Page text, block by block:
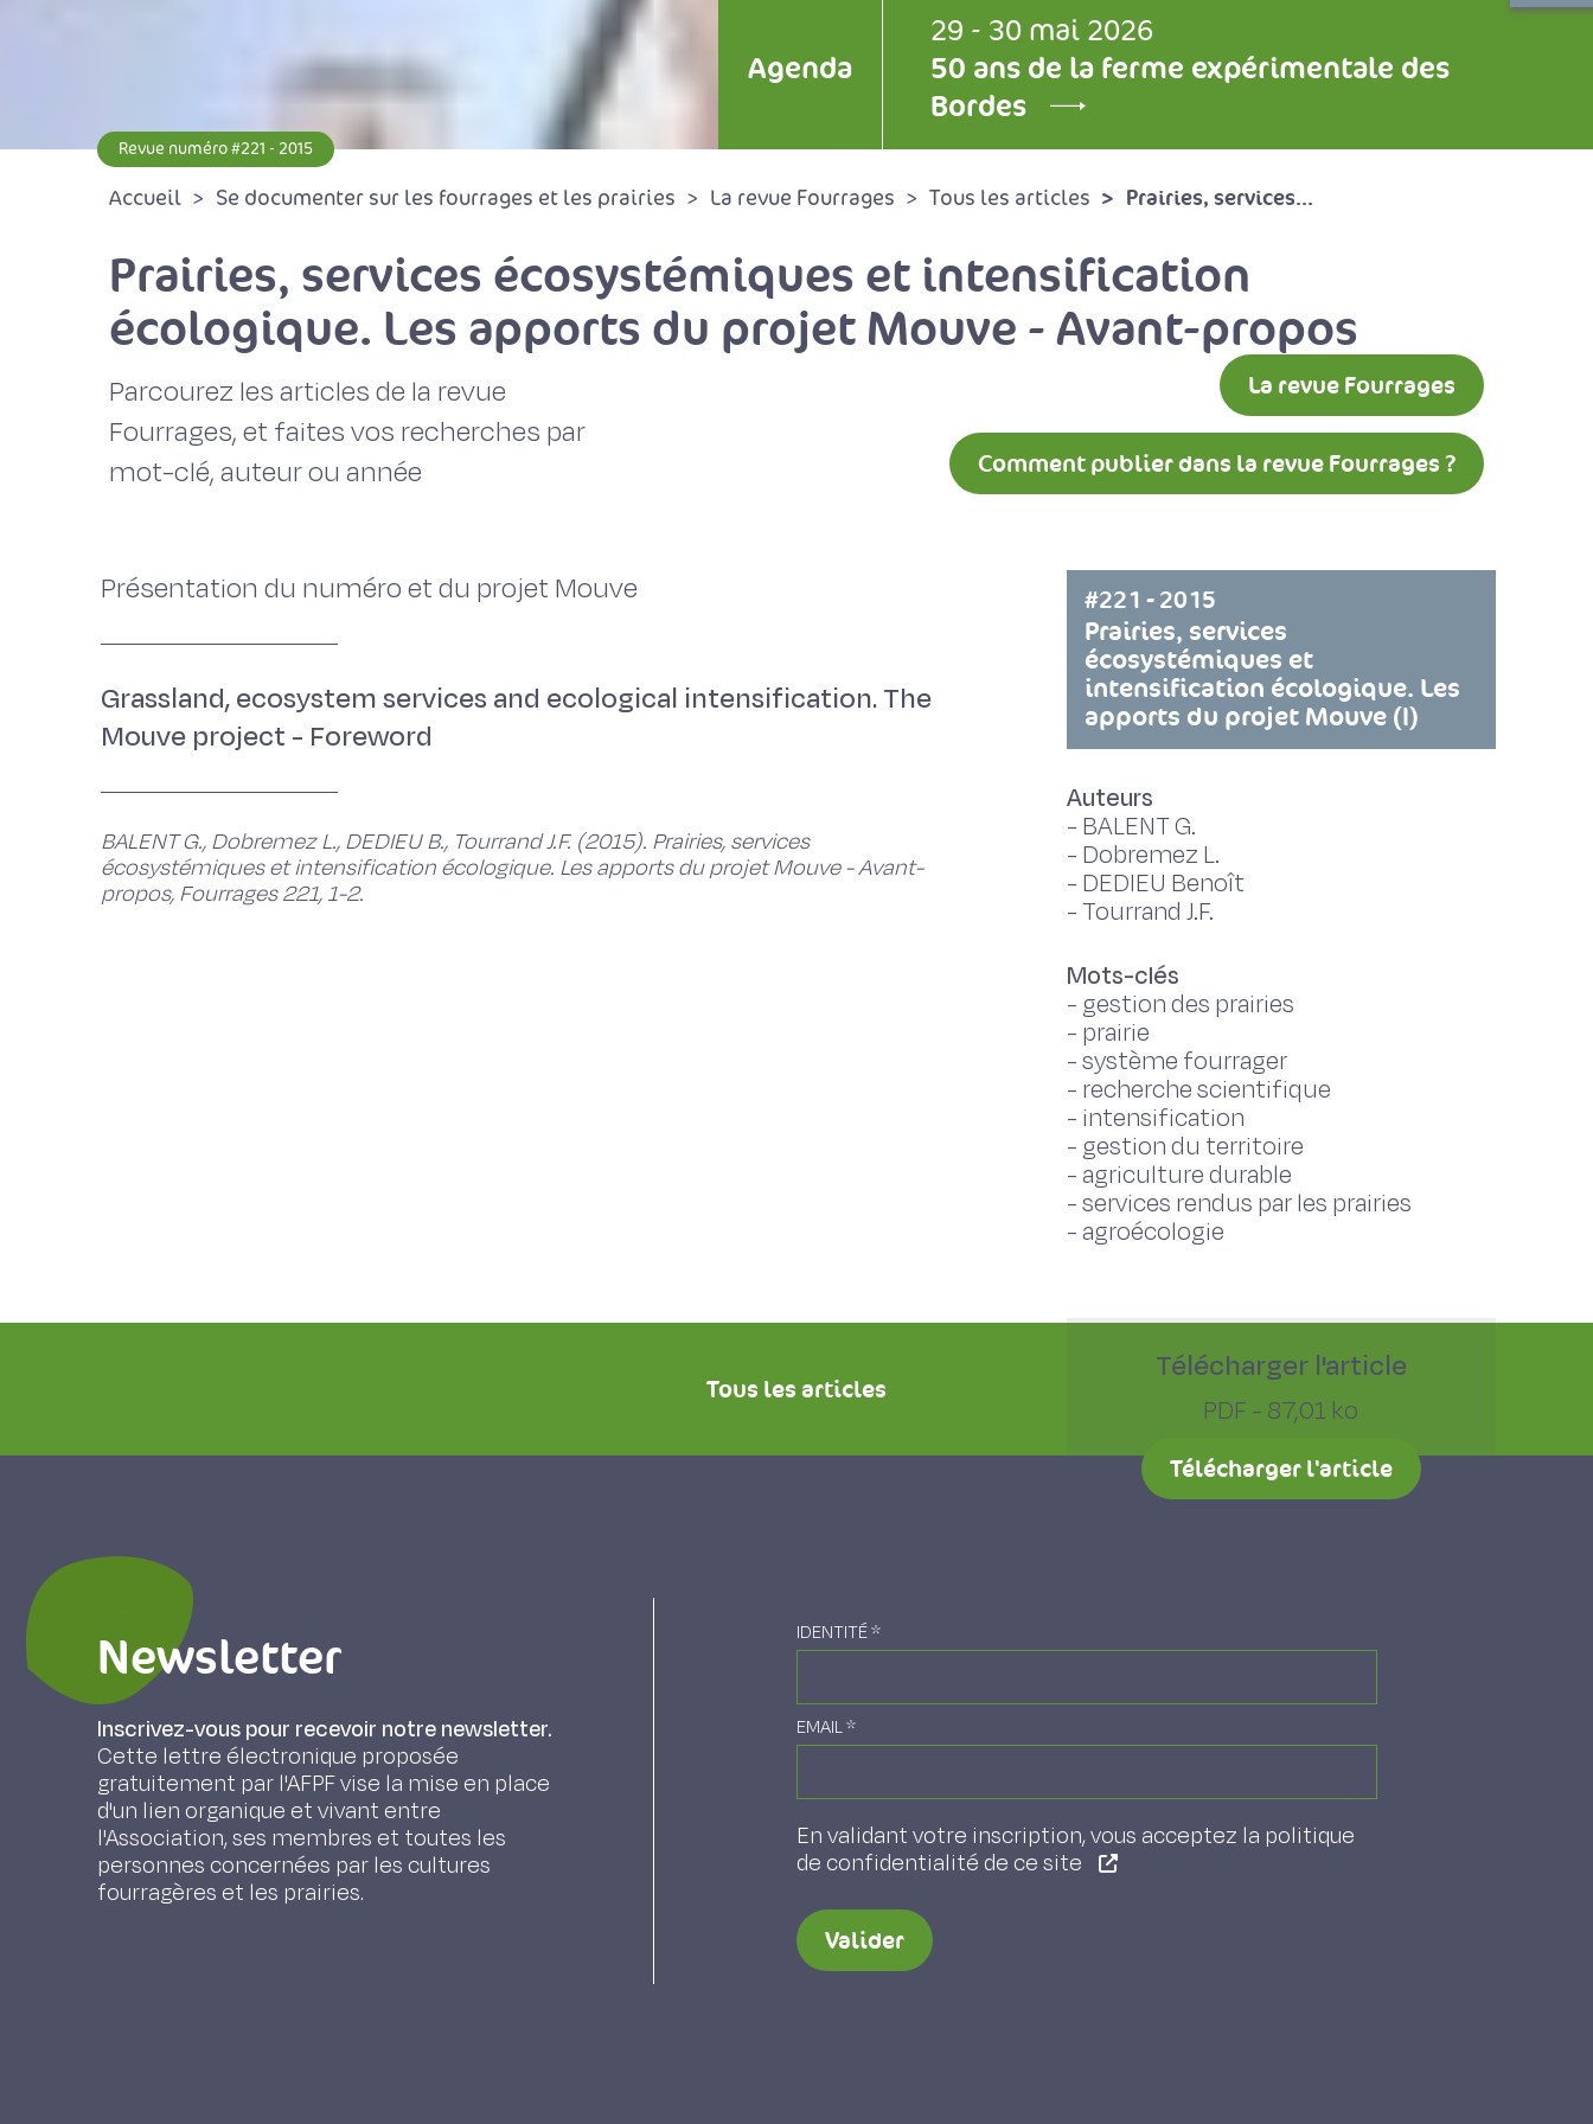
Agenda
29 - 30 mai 2026
50 ans de la ferme expérimentale des
Bordes
Revue numéro #221 - 2015
Accueil Se documenter sur les fourrages et les prairies La revue Fourrages Tous les articles Prairies, services...
Prairies, services écosystémiques et intensification
écologique. Les apports du projet Mouve - Avant-propos
Parcourez les articles de la revue
Fourrages, et faites vos recherches par
mot-clé, auteur ou année
La revue Fourrages
Comment publier dans la revue Fourrages ?
Présentation du numéro et du projet Mouve
Grassland, ecosystem services and ecological intensification. The
Mouve project - Foreword
BALENT G., Dobremez L., DEDIEU B., Tourrand J.F. (2015). Prairies, services
écosystémiques et intensification écologique. Les apports du projet Mouve - Avant-
propos, Fourrages 221, 1-2.
#221 - 2015
Prairies, services
écosystémiques et
intensification écologique. Les
apports du projet Mouve (I)
Auteurs
- BALENT G.
- Dobremez L.
- DEDIEU Benoît
- Tourrand J.F.
Mots-clés
- gestion des prairies
- prairie
-système fourrager
- recherche scientifique
- intensification
- gestion du territoire
- agriculture durable
-services rendus par les prairies
- agroécologie
Télécharger l'article
PDF - 87,01 ko
Télécharger l'article
Tous les articles
Newsletter
Inscrivez-vous pour recevoir notre newsletter.
Cette lettre électronique proposée
gratuitement par l'AFPF vise la mise en place
d'un lien organique et vivant entre
l'Association, ses membres et toutes les
personnes concernées par les cultures
fourragères et les prairies.
IDENTITÉ*
EMAIL*
En validant votre inscription, vous acceptez la politique
de confidentialité de ce site
Valider